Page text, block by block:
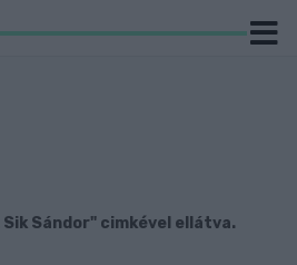
Sándor" cimkével ellátva.